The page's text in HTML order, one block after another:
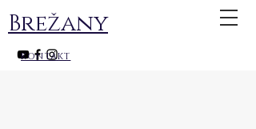
kontakt
Brežany